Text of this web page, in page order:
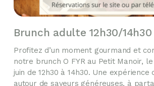
Brunch adulte 12h30/14h30
Profitez d’un moment gourmand et
notre brunch O FYR au Petit Manoir,
juin de 12h30 à 14h30. Une expérience
autour de saveurs généreuses, à